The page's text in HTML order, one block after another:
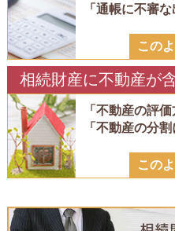
「通帳に不審
この
相続財産に不動産が
「不動産の評
「不動産の分
この